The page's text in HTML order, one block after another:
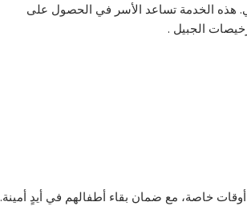
هذه الخدمة تساعد الأسر في الحصول على
الجبيل .
خاصة، مع ضمان بقاء أطفالهم في أيدٍ أمينة.